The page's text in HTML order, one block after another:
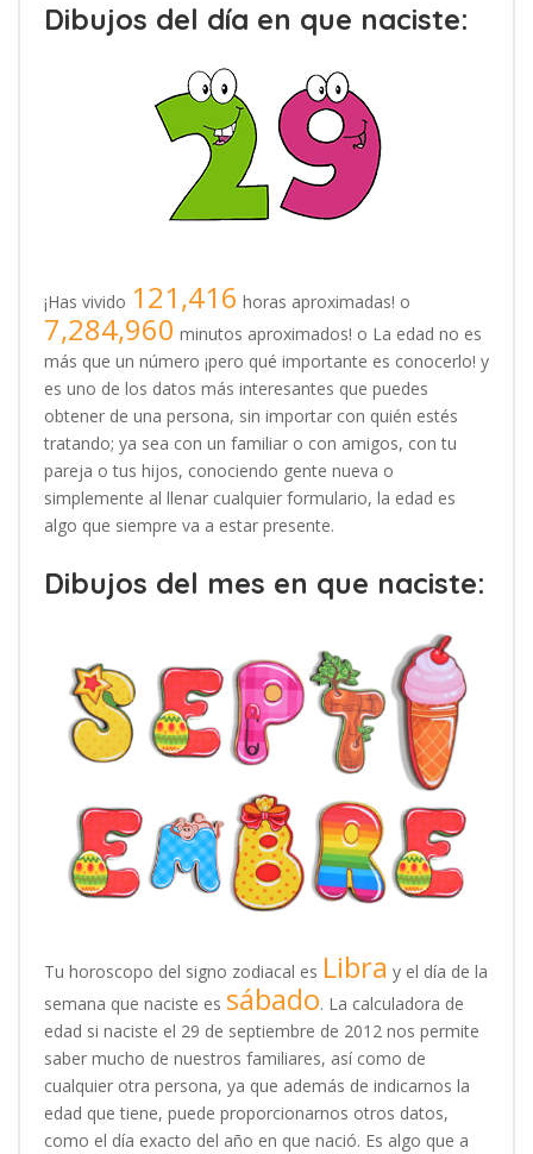
Dibujos del día en que naciste:
¡Has vivido 121,416 horas aproximadas! o
7,284,960 minutos aproximados! o La edad no es
más que un número ¡pero qué importante es conocerlo! y
es uno de los datos más interesantes que puedes
obtener de una persona, sin importar con quién estés
tratando; ya sea con un familiar o con amigos, con tu
pareja o tus hijos, conociendo gente nueva o
simplemente al llenar cualquier formulario, la edad es
algo que siempre va a estar presente.
Dibujos del mes en que naciste:
Tu horoscopo del signo zodiacal es Libra y el día de la
semana que naciste es sábado. La calculadora de
edad si naciste el 29 de septiembre de 2012 nos permite
saber mucho de nuestros familiares, así como de
cualquier otra persona, ya que además de indicarnos la
edad que tiene, puede proporcionarnos otros datos,
como el día exacto del año en que nació. Es algo que a